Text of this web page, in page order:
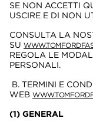
SE NON ACCETTI
USCIRE E DI NON
CONSULTA LA
SU
REGOLA LE
PERSONALI.
B. TERMINI E
WEB
(1) GENERAL